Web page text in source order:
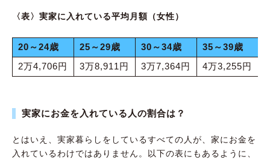
〈表〉実家に入れている平均月額（女性）
20～24歳 25～29歳 30～34歳 35～39歳
2万4,706円
3万8,911円 3万7,364円 4万3,255円
実家にお金を入れている人の割合は？
とはいえ、実家暮らしをしているすべての人が、家にお金を
入れているわけではありません。以下の表にもあるように、